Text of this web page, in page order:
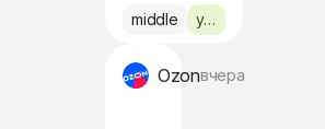
middle удалённо
Ozonвчера